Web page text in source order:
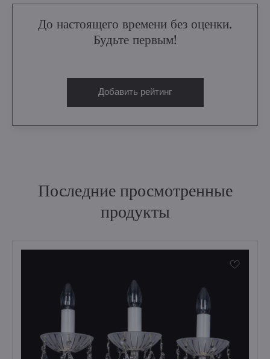
До настоящего времени без оценки.
Будьте первым!
Добавить рейтинг
Последние просмотренные
продукты